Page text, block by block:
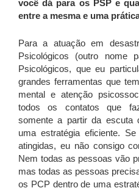
você dá para os PSP e
entre a mesma e uma
Para a atuação em
Psicológicos (outro nome
Psicológicos, que eu
grandes ferramentas que
mental e atenção
todos os contatos que
somente a partir da escuta
uma estratégia eficiente.
atingidas, eu não consigo
Nem todas as pessoas vão
mas todas as pessoas
os PCP dentro de uma